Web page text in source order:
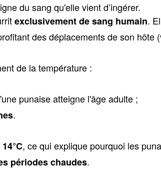
du sang qu'elle vient d’ingérer.
exclusivement de sang humain.
des déplacements de son hôte
de la température :
punaise atteigne l'âge adulte ;
.
14°C, ce qui explique pourquoi les
périodes chaudes.